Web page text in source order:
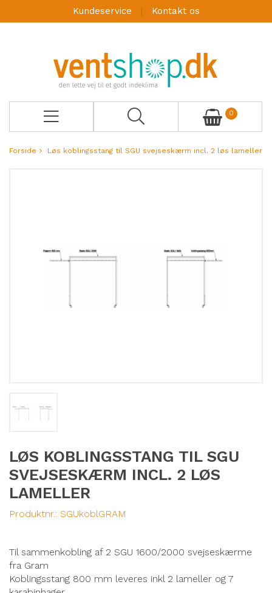
Kundeservice Kontakt os
0
Forside Løs koblingsstang til SGU svejseskærm incl. 2 løs lameller
LØS KOBLINGSSTANG TIL SGU
SVEJSESKÆRM INCL. 2 LØS
LAMELLER
Produktnr.: SGUkoblGRAM
Til sammenkobling af 2 SGU 1600/2000 svejseskærme
fra Gram
Koblingsstang 800 mm leveres inkl 2 lameller og 7